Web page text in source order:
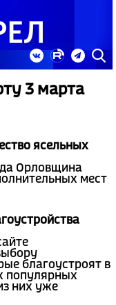
3 марта
ясельных
Орловщина
мест
благоустроят в
популярных
них уже